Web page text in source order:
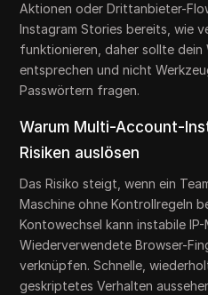
Aktionen oder Drittanbieter-
Instagram Stories bereits, wie
funktionieren, daher sollte dein
entsprechen und nicht
Passwörtern fragen.
Warum Multi-Account-
Risiken auslösen
Das Risiko steigt, wenn ein
Maschine ohne Kontrollregeln
Kontowechsel kann instabile
Wiederverwendete Browser-
verknüpfen. Schnelle,
geskriptetes Verhalten